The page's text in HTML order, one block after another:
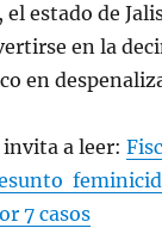
estado de
en la
en
invita a leer:
7 casos